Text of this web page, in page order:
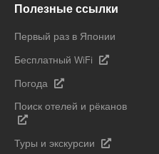
Полезные ссылки
Первый раз в Японии
Бесплатный WiFi
Погода
Поиск отелей и рёканов
Туры и экскурсии